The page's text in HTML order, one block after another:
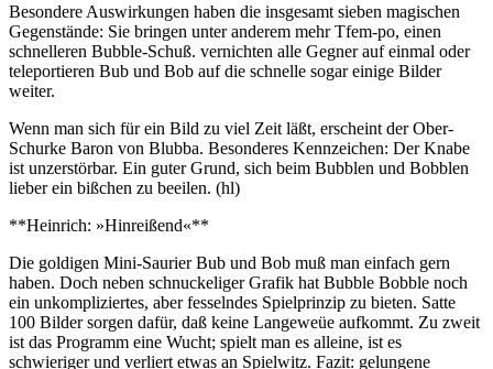
Besondere Auswirkungen haben die insgesamt sieben magischen
Gegenstände: Sie bringen unter anderem mehr Tfem-po, einen
schnelleren Bubble-Schuß. vernichten alle Gegner auf einmal oder
teleportieren Bub und Bob auf die schnelle sogar einige Bilder
weiter.
Wenn man sich für ein Bild zu viel Zeit läßt, erscheint der Ober-
Schurke Baron von Blubba. Besonderes Kennzeichen: Der Knabe
ist unzerstörbar. Ein guter Grund, sich beim Bubblen und Bobblen
lieber ein bißchen zu beeilen. (hl)
**Heinrich: »Hinreißend«**
Die goldigen Mini-Saurier Bub und Bob muß man einfach gern
haben. Doch neben schnuckeliger Grafik hat Bubble Bobble noch
ein unkompliziertes, aber fesselndes Spielprinzip zu bieten. Satte
100 Bilder sorgen dafür, daß keine Langeweüe aufkommt. Zu zweit
ist das Programm eine Wucht; spielt man es alleine, ist es
schwieriger und verliert etwas an Spielwitz. Fazit: gelungene